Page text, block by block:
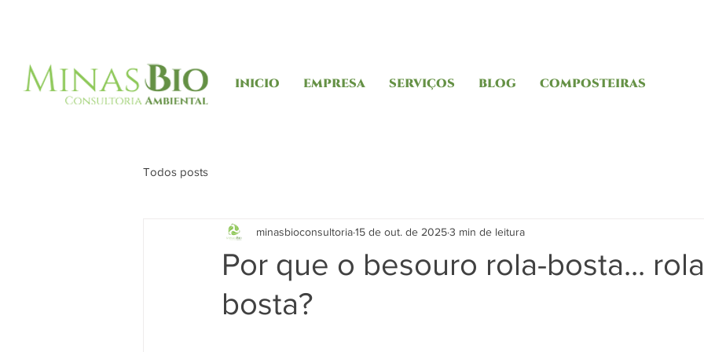
INICIO EMPRESA SERVIÇOS BLOG COMPOSTEIRAS
Todos posts
Por que o besouro rola-bosta... rola
bosta?
minasbioconsultoria15 de out. de 20253 min de leitura